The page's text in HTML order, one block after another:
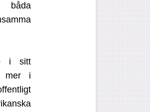
båda
i sitt
mer i